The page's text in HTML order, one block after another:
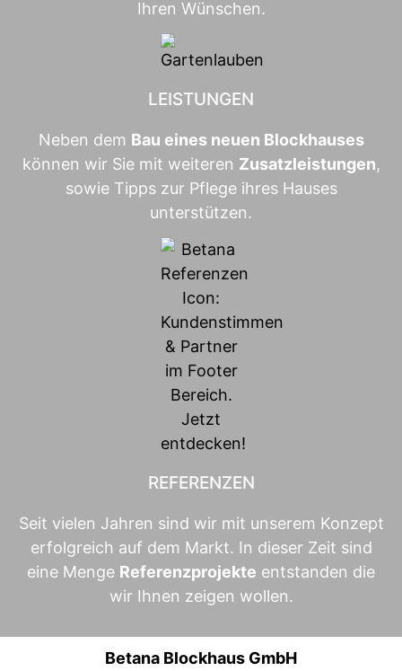
Ihren Wünschen.
LEISTUNGEN
Neben dem Bau eines neuen Blockhauses
können wir Sie mit weiteren Zusatzleistungen,
sowie Tipps zur Pflege ihres Hauses
unterstützen.
REFERENZEN
Seit vielen Jahren sind wir mit unserem Konzept
erfolgreich auf dem Markt. In dieser Zeit sind
eine Menge Referenzprojekte entstanden die
wir Ihnen zeigen wollen.
Betana Blockhaus GmbH